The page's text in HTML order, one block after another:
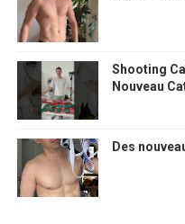
Shooting
Nouveau
Des